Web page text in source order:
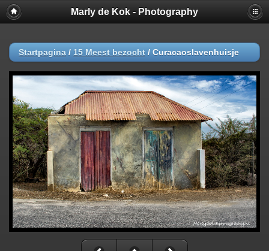
Marly de Kok - Photography
Startpagina / 15 Meest bezocht / Curacaoslavenhuisje